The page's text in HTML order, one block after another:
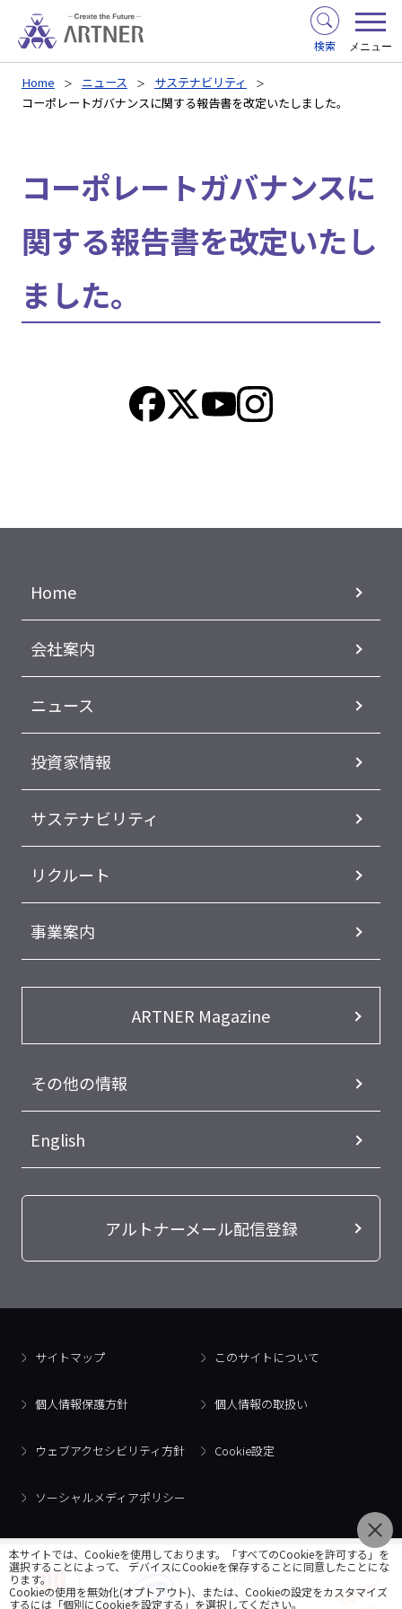
検索 メニュー
Home ニュース
サステナビリティ
コーポレートガバナンスに関する報告書を改定いたしました。
コーポレートガバナンスに
関する報告書を改定いたし
ました。
Home
会社案内
ニュース
投資家情報
サステナビリティ
リクルート
事業案内
ARTNER Magazine
その他の情報
English
アルトナーメール配信登録
サイトマップ このサイトについて
個人情報保護方針 個人情報の取扱い
ウェブアクセシビリティ方針 Cookie設定
ソーシャルメディアポリシー
本サイトでは、Cookieを使用しております。「すべてのCookieを許可する」を
選択することによって、 デバイスにCookieを保存することに同意したことにな
ります。
Cookieの使用を無効化(オプトアウト)、または、Cookieの設定をカスタマイズ
するには「個別にCookieを設定する」を選択してください。